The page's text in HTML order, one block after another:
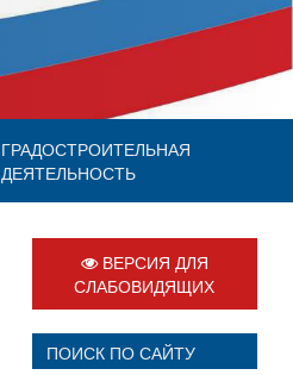
ГРАДОСТРОИТЕЛЬНАЯ
ДЕЯТЕЛЬНОСТЬ
ВЕРСИЯ ДЛЯ
СЛАБОВИДЯЩИХ
ПОИСК ПО САЙТУ